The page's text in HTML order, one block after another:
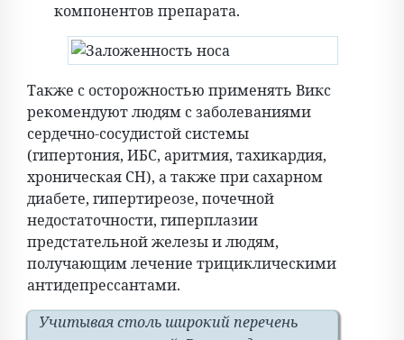
компонентов препарата.
Также с осторожностью применять Викс
рекомендуют людям с заболеваниями
сердечно-сосудистой системы
(гипертония, ИБС, аритмия, тахикардия,
хроническая СН), а также при сахарном
диабете, гипертиреозе, почечной
недостаточности, гиперплазии
предстательной железы и людям,
получающим лечение трициклическими
антидепрессантами.
Учитывая столь широкий перечень